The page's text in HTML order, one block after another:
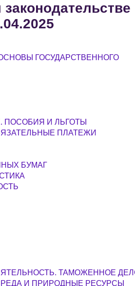
ГОСУДАРСТВЕННОГО
И ЛЬГОТЫ
ПЛАТЕЖИ
БУМАГ
ТАМОЖЕННОЕ
И ПРИРОДНЫЕ РЕСУРСЫ